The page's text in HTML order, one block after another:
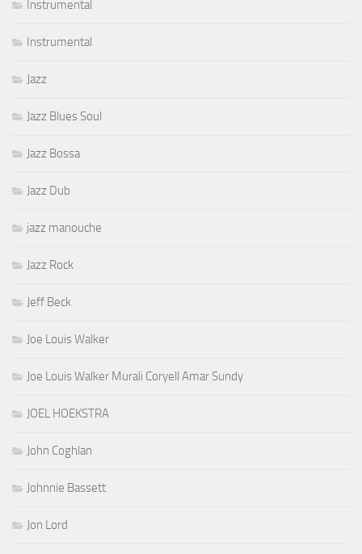
Instrumental
Instrumental
Jazz
Jazz Blues Soul
Jazz Bossa
Jazz Dub
jazz manouche
Jazz Rock
Jeff Beck
Joe Louis Walker
Joe Louis Walker Murali Coryell Amar Sundy
JOEL HOEKSTRA
John Coghlan
Johnnie Bassett
Jon Lord